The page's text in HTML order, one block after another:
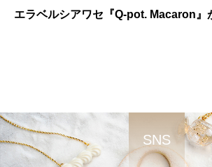
エラベルシアワセ『Q-pot. Macaron』
SNS